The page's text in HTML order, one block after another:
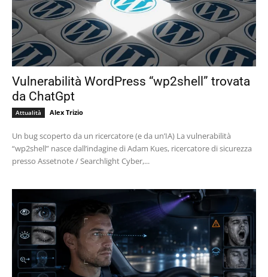
Vulnerabilità WordPress “wp2shell” trovata
da ChatGpt
Attualità Alex Trizio
Un bug scoperto da un ricercatore (e da un’IA) La vulnerabilità
“wp2shell” nasce dall’indagine di Adam Kues, ricercatore di sicurezza
presso Assetnote / Searchlight Cyber,...